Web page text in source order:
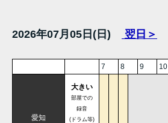
2026年07月05日(日) 翌日＞
7 8 9 10
愛知
大きい
部屋での
録音
(ドラム等)